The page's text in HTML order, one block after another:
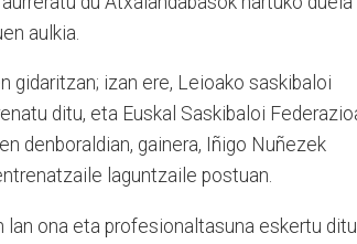
aulkia.
gidaritzan; izan ere, Leioako saskibaloi
ditu, eta Euskal Saskibaloi
denboraldian, gainera, Iñigo Nuñezek
laguntzaile postuan.
ona eta profesionaltasuna eskertu ditu